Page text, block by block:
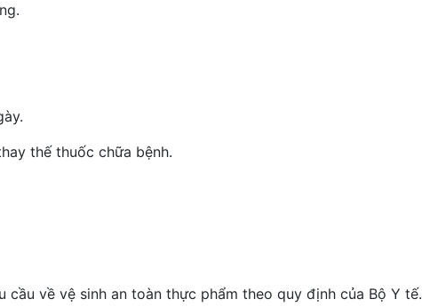
thế thuốc chữa bệnh.
về vệ sinh an toàn thực phẩm theo quy định của Bộ Y tế.